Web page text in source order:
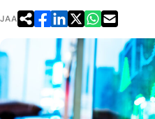
JAA